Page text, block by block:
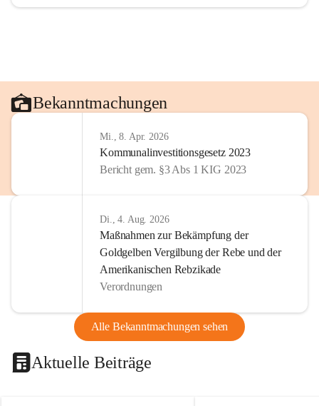
Bekanntmachungen
Mi., 8. Apr. 2026
Kommunalinvestitionsgesetz 2023
Bericht gem. §3 Abs 1 KIG 2023
Di., 4. Aug. 2026
Maßnahmen zur Bekämpfung der
Goldgelben Vergilbung der Rebe und der
Amerikanischen Rebzikade
Verordnungen
Alle Bekanntmachungen sehen
Aktuelle Beiträge